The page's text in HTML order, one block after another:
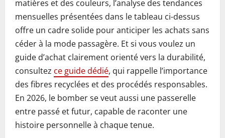
matières et des couleurs, l’analyse des tendances
mensuelles présentées dans le tableau ci-dessus
offre un cadre solide pour anticiper les achats sans
céder à la mode passagère. Et si vous voulez un
guide d’achat clairement orienté vers la durabilité,
consultez ce guide dédié, qui rappelle l’importance
des fibres recyclées et des procédés responsables.
En 2026, le bomber se veut aussi une passerelle
entre passé et futur, capable de raconter une
histoire personnelle à chaque tenue.